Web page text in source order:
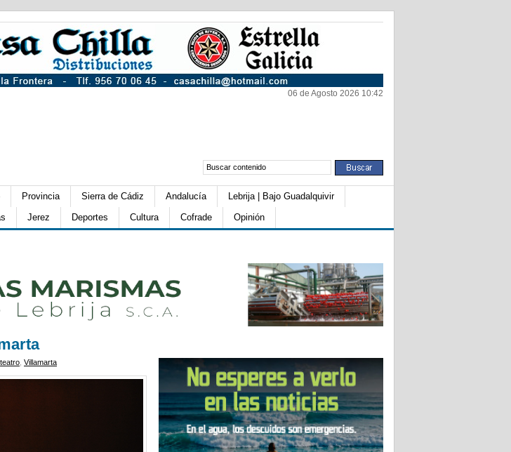
06 de Agosto 2026 10:42
Provincia Sierra de Cádiz Andalucía
Lebrija | Bajo Guadalquivir
Jerez Deportes Cultura Cofrade Opinión
teatro Villamarta